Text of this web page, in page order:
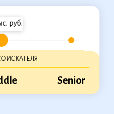
Senior
руб.